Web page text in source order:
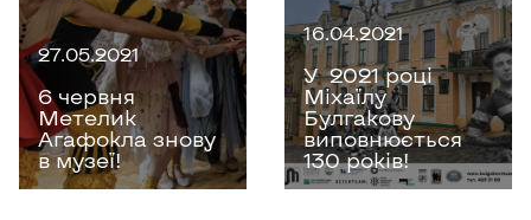
27.05.2021
6 червня
Метелик
Агафокла знову
в музеї!
16.04.2021
У 2021 році
Міхаїлу
Булгакову
виповнюється
130 років!